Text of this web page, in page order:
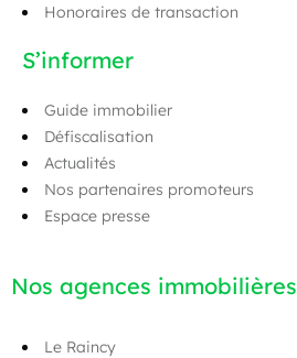
Honoraires de transaction
S’informer
Guide immobilier
Défiscalisation
Actualités
Nos partenaires promoteurs
Espace presse
Nos agences immobilières
Le Raincy